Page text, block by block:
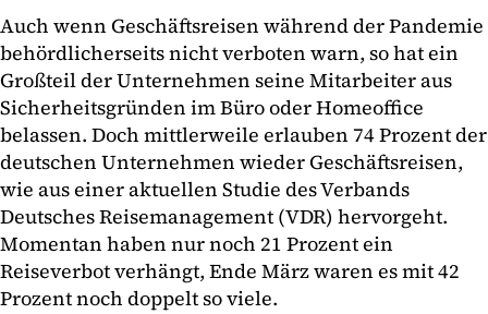
Auch wenn Geschäftsreisen während der Pandemie
behördlicherseits nicht verboten warn, so hat ein
Großteil der Unternehmen seine Mitarbeiter aus
Sicherheitsgründen im Büro oder Homeoffice
belassen. Doch mittlerweile erlauben 74 Prozent der
deutschen Unternehmen wieder Geschäftsreisen,
wie aus einer aktuellen Studie des Verbands
Deutsches Reisemanagement (VDR) hervorgeht.
Momentan haben nur noch 21 Prozent ein
Reiseverbot verhängt, Ende März waren es mit 42
Prozent noch doppelt so viele.